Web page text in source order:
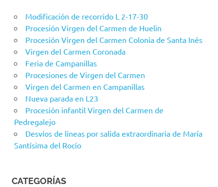
Modificación de recorrido L 2-17-30
Procesión Virgen del Carmen de Huelin
Procesión Virgen del Carmen Colonia de Santa Inés
Virgen del Carmen Coronada
Feria de Campanillas
Procesiones de Virgen del Carmen
Virgen del Carmen en Campanillas
Nueva parada en L23
Procesión infantil Virgen del Carmen de
Pedregalejo
Desvíos de líneas por salida extraordinaria de María
Santísima del Rocío
CATEGORÍAS